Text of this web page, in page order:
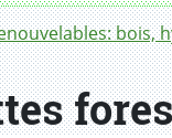
bois,